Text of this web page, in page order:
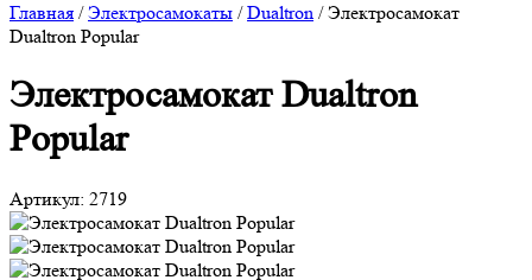
Главная /Электросамокаты /Dualtron /Электросамокат
Dualtron Popular
Электросамокат Dualtron
Popular
Артикул: 2719